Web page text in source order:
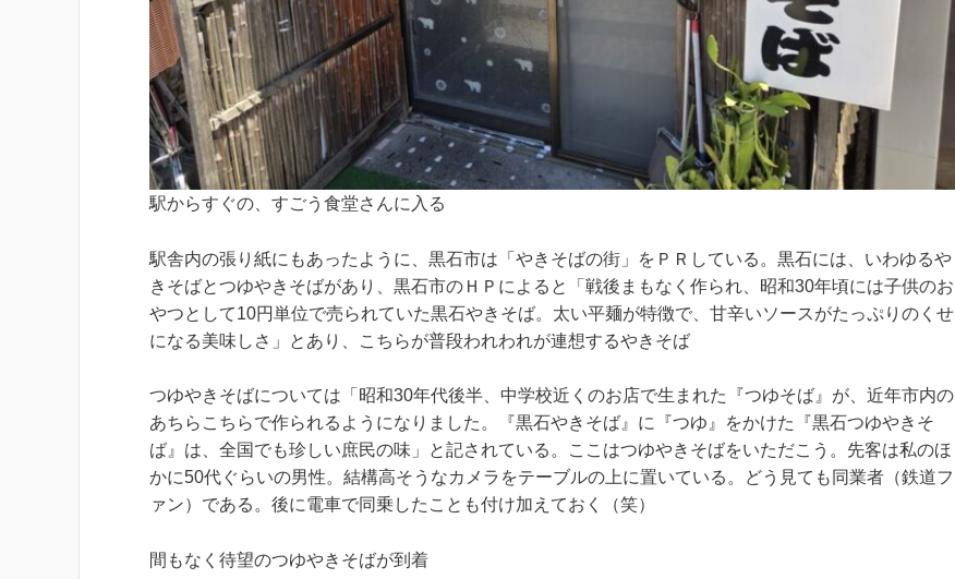
駅からすぐの、すごう食堂さんに入る
駅舎内の張り紙にもあったように、黒石市は「やきそばの街」をＰＲしている。黒石には、いわゆるや
きそばとつゆやきそばがあり、黒石市のＨＰによると「戦後まもなく作られ、昭和30年頃には子供のお
やつとして10円単位で売られていた黒石やきそば。太い平麺が特徴で、甘辛いソースがたっぷりのくせ
になる美味しさ」とあり、こちらが普段われわれが連想するやきそば
つゆやきそばについては「昭和30年代後半、中学校近くのお店で生まれた『つゆそば』が、近年市内の
あちらこちらで作られるようになりました。『黒石やきそば』に『つゆ』をかけた『黒石つゆやきそ
ば』は、全国でも珍しい庶民の味」と記されている。ここはつゆやきそばをいただこう。先客は私のほ
かに50代ぐらいの男性。結構高そうなカメラをテーブルの上に置いている。どう見ても同業者（鉄道フ
ァン）である。後に電車で同乗したことも付け加えておく（笑）
間もなく待望のつゆやきそばが到着